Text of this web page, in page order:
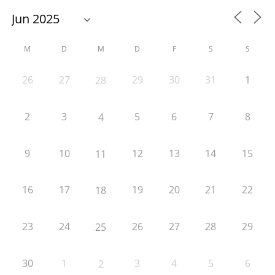
M D M D F S S
26 27 28 29 30 31 1
2 3 4 5 6 7 8
9 10 11 12 13 14 15
16 17 18 19 20 21 22
23 24 25 26 27 28 29
30 1 2 3 4 5 6